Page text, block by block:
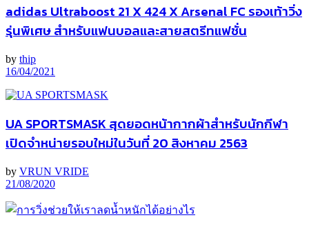
adidas Ultraboost 21 X 424 X Arsenal FC รองเท้าวิ่ง
รุ่นพิเศษ สำหรับแฟนบอลและสายสตรีทแฟชั่น
by thip
16/04/2021
UA SPORTSMASK สุดยอดหน้ากากผ้าสำหรับนักกีฬา
เปิดจำหน่ายรอบใหม่ในวันที่ 20 สิงหาคม 2563
by VRUN VRIDE
21/08/2020